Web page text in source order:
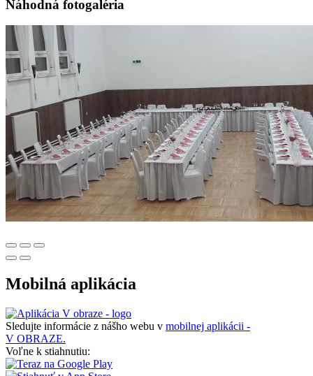
Náhodná fotogaléria
Mobilná aplikácia
Sledujte informácie z nášho webu v mobilnej aplikácii -
V OBRAZE.
Voľne k stiahnutiu: